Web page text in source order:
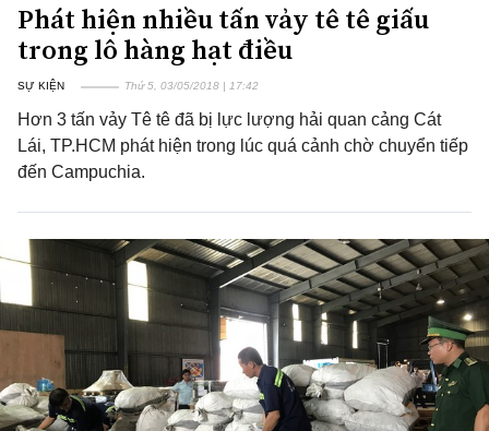
Phát hiện nhiều tấn vảy tê tê giấu
trong lô hàng hạt điều
SỰ KIỆN Thứ 5, 03/05/2018 | 17:42
Hơn 3 tấn vảy Tê tê đã bị lực lượng hải quan cảng Cát
Lái, TP.HCM phát hiện trong lúc quá cảnh chờ chuyển tiếp
đến Campuchia.